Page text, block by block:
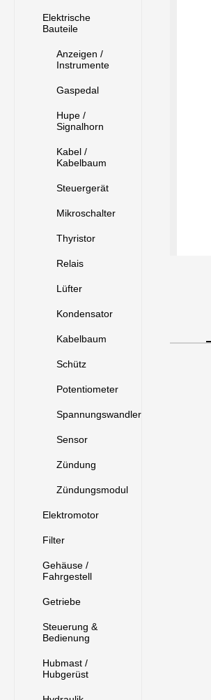
Elektrische
Bauteile
Anzeigen /
Instrumente
Gaspedal
Hupe /
Signalhorn
Kabel /
Kabelbaum
Steuergerät
Mikroschalter
Thyristor
Relais
Lüfter
Kondensator
Kabelbaum
Schütz
Potentiometer
Spannungswandler
Sensor
Zündung
Zündungsmodul
Elektromotor
Filter
Gehäuse /
Fahrgestell
Getriebe
Steuerung &
Bedienung
Hubmast /
Hubgerüst